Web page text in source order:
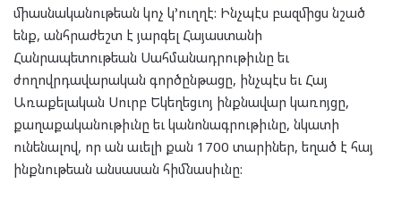
միասնականութեան կոչ կ’ուղղէ: Ինչպէս բազմիցս նշած
ենք, անհրաժեշտ է յարգել Հայաստանի
Հանրապետութեան Սահմանադրութիւնը եւ
ժողովրդավարական գործընթացը, ինչպէս եւ Հայ
Առաքելական Սուրբ Եկեղեցւոյ ինքնավար կառոյցը,
քաղաքականութիւնը եւ կանոնագրութիւնը, նկատի
ունենալով, որ ան աւելի քան 1700 տարիներ, եղած է հայ
ինքնութեան անսասան հիմնասիւնը: